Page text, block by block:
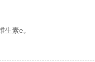
素e。